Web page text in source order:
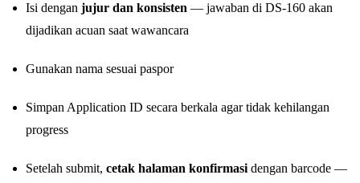
Isi dengan jujur dan konsisten — jawaban di DS-160 akan
dijadikan acuan saat wawancara
Gunakan nama sesuai paspor
Simpan Application ID secara berkala agar tidak kehilangan
progress
Setelah submit, cetak halaman konfirmasi dengan barcode —